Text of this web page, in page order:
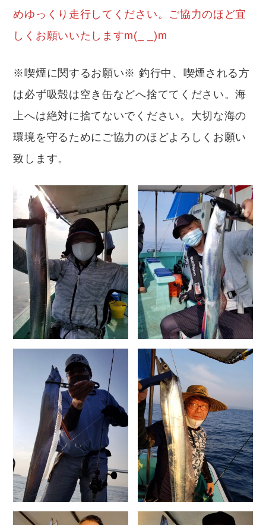
めゆっくり走行してください。ご協力のほど宜
しくお願いいたしますm(_ _)m
※喫煙に関するお願い※ 釣行中、喫煙される方
は必ず吸殻は空き缶などへ捨ててください。海
上へは絶対に捨てないでください。大切な海の
環境を守るためにご協力のほどよろしくお願い
致します。